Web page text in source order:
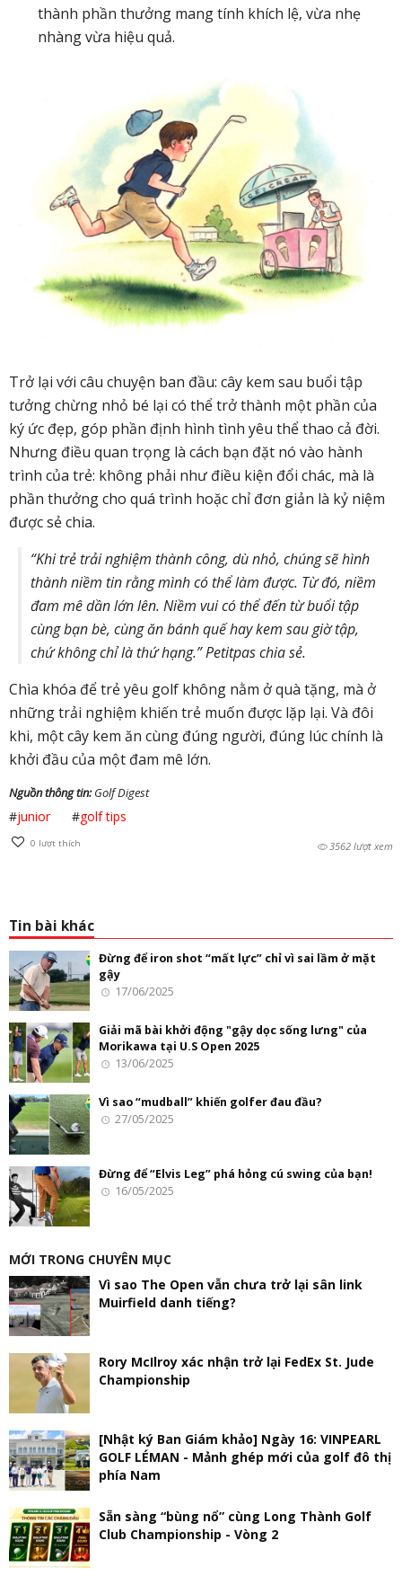
thành phần thưởng mang tính khích lệ, vừa nhẹ
nhàng vừa hiệu quả.
Trở lại với câu chuyện ban đầu: cây kem sau buổi tập
tưởng chừng nhỏ bé lại có thể trở thành một phần của
ký ức đẹp, góp phần định hình tình yêu thể thao cả đời.
Nhưng điều quan trọng là cách bạn đặt nó vào hành
trình của trẻ: không phải như điều kiện đổi chác, mà là
phần thưởng cho quá trình hoặc chỉ đơn giản là kỷ niệm
được sẻ chia.
“Khi trẻ trải nghiệm thành công, dù nhỏ, chúng sẽ hình
thành niềm tin rằng mình có thể làm được. Từ đó, niềm
đam mê dần lớn lên. Niềm vui có thể đến từ buổi tập
cùng bạn bè, cùng ăn bánh quế hay kem sau giờ tập,
chứ không chỉ là thứ hạng.” Petitpas chia sẻ.
Chìa khóa để trẻ yêu golf không nằm ở quà tặng, mà ở
những trải nghiệm khiến trẻ muốn được lặp lại. Và đôi
khi, một cây kem ăn cùng đúng người, đúng lúc chính là
khởi đầu của một đam mê lớn.
Nguồn thông tin:Golf Digest
#junior #golf tips
0 lượt thích 3562 lượt xem
Tin bài khác
Đừng để iron shot “mất lực” chỉ vì sai lầm ở mặt
gậy
17/06/2025
Giải mã bài khởi động "gậy dọc sống lưng" của
Morikawa tại U.S Open 2025
13/06/2025
Vì sao “mudball” khiến golfer đau đầu?
27/05/2025
Đừng để “Elvis Leg” phá hỏng cú swing của bạn!
16/05/2025
MỚI TRONG CHUYÊN MỤC
Vì sao The Open vẫn chưa trở lại sân link
Muirfield danh tiếng?
Rory McIlroy xác nhận trở lại FedEx St. Jude
Championship
[Nhật ký Ban Giám khảo] Ngày 16: VINPEARL
GOLF LÉMAN - Mảnh ghép mới của golf đô thị
phía Nam
Sẵn sàng “bùng nổ” cùng Long Thành Golf
Club Championship - Vòng 2